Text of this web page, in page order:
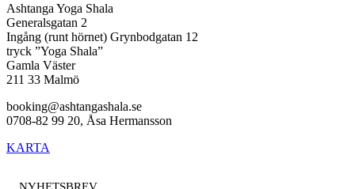
Ashtanga Yoga Shala
Generalsgatan 2
Ingång (runt hörnet) Grynbodgatan 12
tryck ”Yoga Shala”
Gamla Väster
211 33 Malmö
booking@ashtangashala.se
0708-82 99 20, Åsa Hermansson
KARTA